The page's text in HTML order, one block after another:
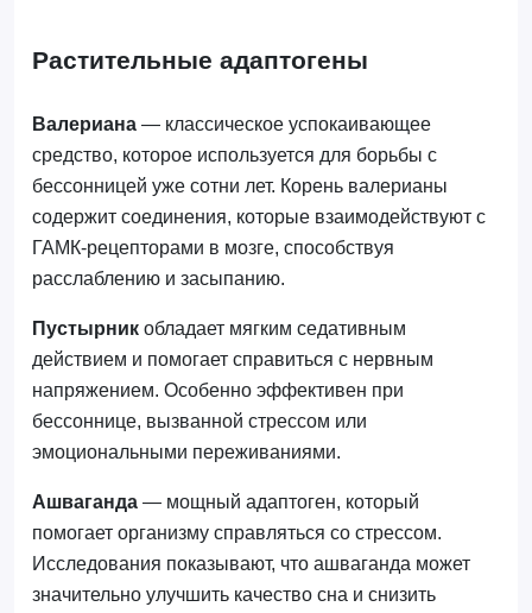
Растительные адаптогены
Валериана— классическое успокаивающее
средство, которое используется для борьбы с
бессонницей уже сотни лет. Корень валерианы
содержит соединения, которые взаимодействуют с
ГАМК-рецепторами в мозге, способствуя
расслаблению и засыпанию.
Пустырникобладает мягким седативным
действием и помогает справиться с нервным
напряжением. Особенно эффективен при
бессоннице, вызванной стрессом или
эмоциональными переживаниями.
Ашваганда— мощный адаптоген, который
помогает организму справляться со стрессом.
Исследования показывают, что ашваганда может
значительно улучшить качество сна и снизить